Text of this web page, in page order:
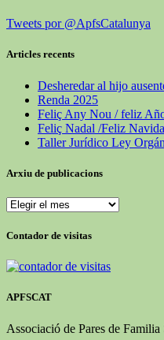
Tweets por @ApfsCatalunya
Articles recents
Desheredar al hijo
Renda 2025
Feliç Any Nou / feliz
Feliç Nadal /Feliz
Taller Jurídico Ley
Arxiu de publicacions
Arxiu
publicacions
Contador de visitas
APFSCAT
Associació de Pares de